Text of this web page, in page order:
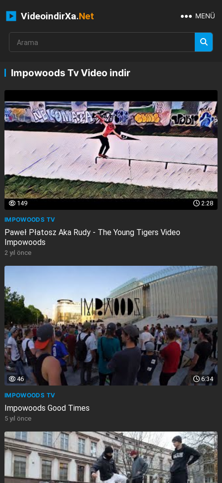
VideoindirXa.Net MENÜ
Impowoods Tv Video indir
2:28
149
IMPOWOODS TV
Paweł Płatosz Aka Rudy - The Young Tigers Video
Impowoods
2 yıl önce
6:34
46
IMPOWOODS TV
Impowoods Good Times
5 yıl önce